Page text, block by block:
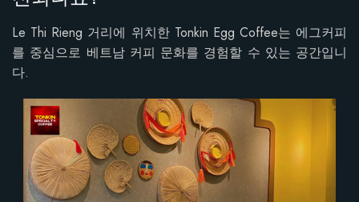
Le Thi Rieng 거리에 위치한 Tonkin Egg Coffee는 에그커피
를 중심으로 베트남 커피 문화를 경험할 수 있는 공간입니
다.